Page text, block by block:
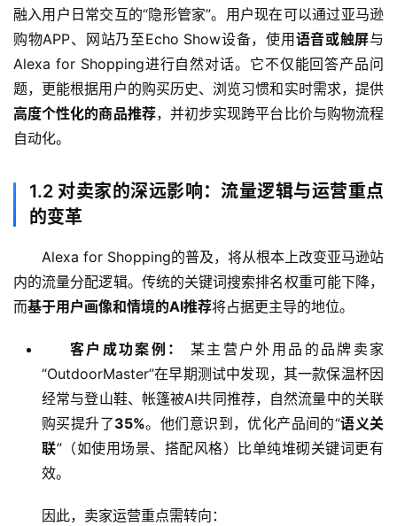
融入用户日常交互的“隐形管家”。用户现在可以通过亚马逊
购物APP、网站乃至Echo Show设备，使用 语音或触屏与
Alexa for Shopping进行自然对话。它不仅能回答产品问
题，更能根据用户的购买历史、浏览习惯和实时需求，提供
高度个性化的商品推荐，并初步实现跨平台比价与购物流程
自动化。
1.2 对卖家的深远影响：流量逻辑与运营重点
的变革
Alexa for Shopping的普及，将从根本上改变亚马逊站
内的流量分配逻辑。传统的关键词搜索排名权重可能下降，
而基于用户画像和情境的AI推荐将占据更主导的地位。
客户成功案例：
某主营户外用品的品牌卖家
“OutdoorMaster”在早期测试中发现，其一款保温杯因
经常与登山鞋、帐篷被AI共同推荐，自然流量中的关联
购买提升了35%。他们意识到，优化产品间的“语义关
联”（如使用场景、搭配风格）比单纯堆砌关键词更有
效。
因此，卖家运营重点需转向：